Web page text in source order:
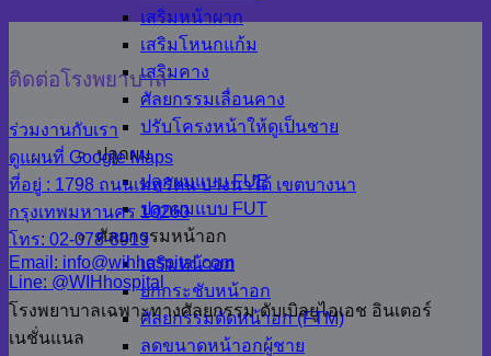
เสริมหน้าผาก
เสริมโหนกแก้ม
เสริมคาง
ศัลยกรรมเลื่อนคาง
ปรับโครงหน้าให้ดูเป็นชาย
ปลูกผม
ปลูกผมแบบ FUE
ปลูกผมแบบ FUT
ศัลยกรรมหน้าอก
เสริมหน้าอก
ยกกระชับหน้าอก
ศัลยกรรมตัดหน้าอก (FTM)
ลดขนาดหน้าอกผู้ชาย
ติดต่อโรงพยาบาล
ร่วมงานกับเรา
ดูแผนที่ Google Maps
ที่อยู่ : 1798 ถนนเทพรัตน บางนาใต้ เขตบางนา
กรุงเทพมหานคร 10260
โทร: 02-078-8919
Email: info@wihhospital.com
Line: @WIHhospital
โรงพยาบาลเฉพาะทางศัลยกรรม ดับเบิลยูไอเอช อินเตอร์
เนชั่นแนล